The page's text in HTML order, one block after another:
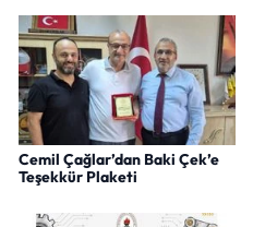
Cemil Çağlar’dan Baki Çek’e
Teşekkür Plaketi